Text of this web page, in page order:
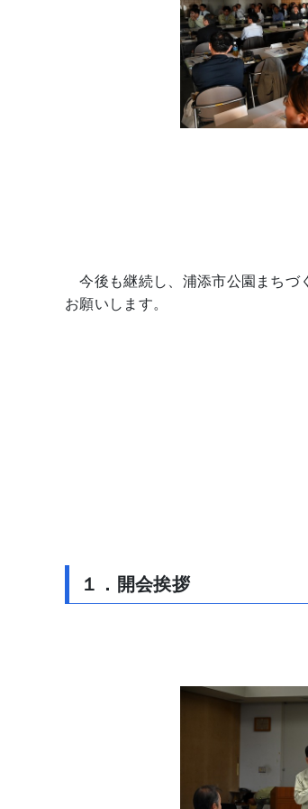
今後も継続し、浦添市公園まちづ
お願いします。
１．開会挨拶